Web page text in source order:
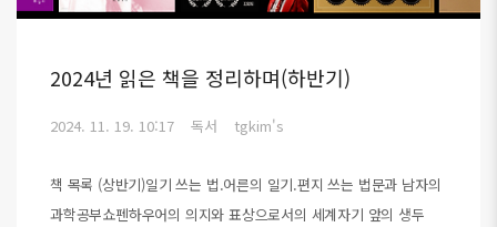
2024년 읽은 책을 정리하며(하반기)
2024. 11. 19. 10:17 독서 tgkim's
책 목록 (상반기)일기 쓰는 법.어른의 일기.편지 쓰는 법문과 남자의
과학공부쇼펜하우어의 의지와 표상으로서의 세계자기 앞의 생두